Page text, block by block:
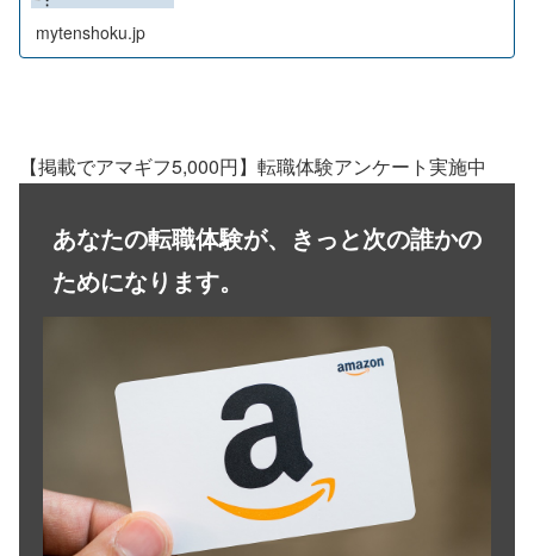
mytenshoku.jp
【掲載でアマギフ5,000円】転職体験アンケート実施中
あなたの転職体験が、きっと次の誰かの
ためになります。